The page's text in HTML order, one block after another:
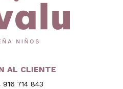
AL CLIENTE
916 714 843